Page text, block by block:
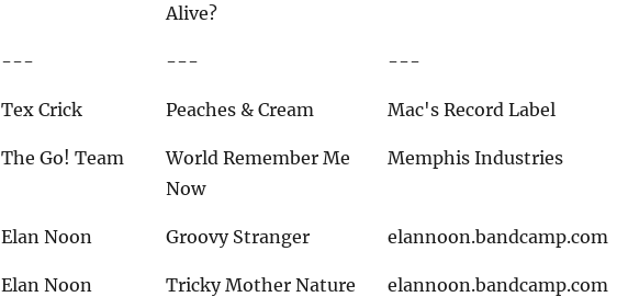
Alive?
--- --- ---
Tex Crick Peaches & Cream Mac's Record Label
The Go! Team
World Remember Me
Now
Memphis Industries
Elan Noon Groovy Stranger elannoon.bandcamp.com
Elan Noon Tricky Mother Nature elannoon.bandcamp.com